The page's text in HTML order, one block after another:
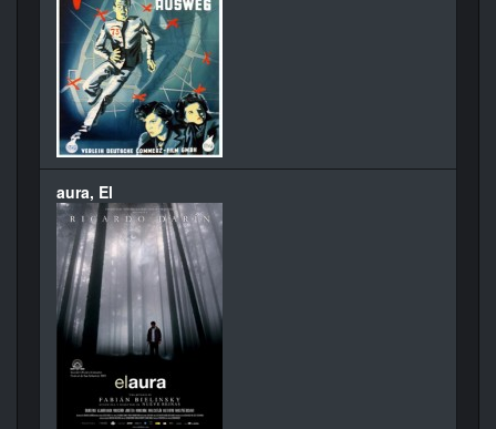
aura, El